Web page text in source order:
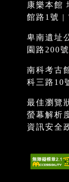
康樂本館
館路1號 |
卑南遺址
園路200
南科考古
科三路10
最佳瀏覽
螢幕解析
資訊安全